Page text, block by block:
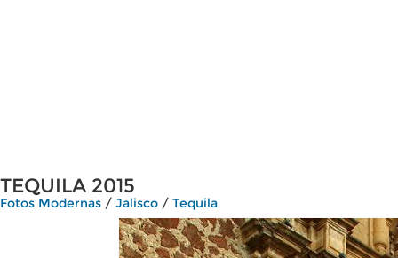
TEQUILA 2015
Fotos Modernas / Jalisco / Tequila